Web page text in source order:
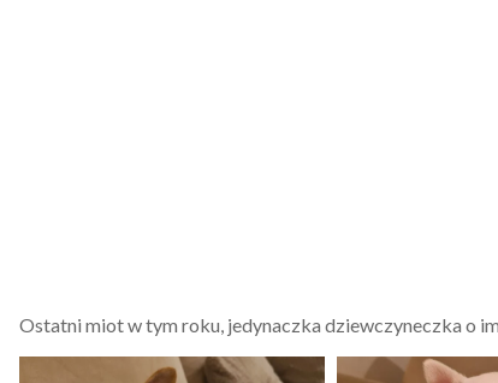
Ostatni miot w tym roku, jedynaczka dziewczyneczka o